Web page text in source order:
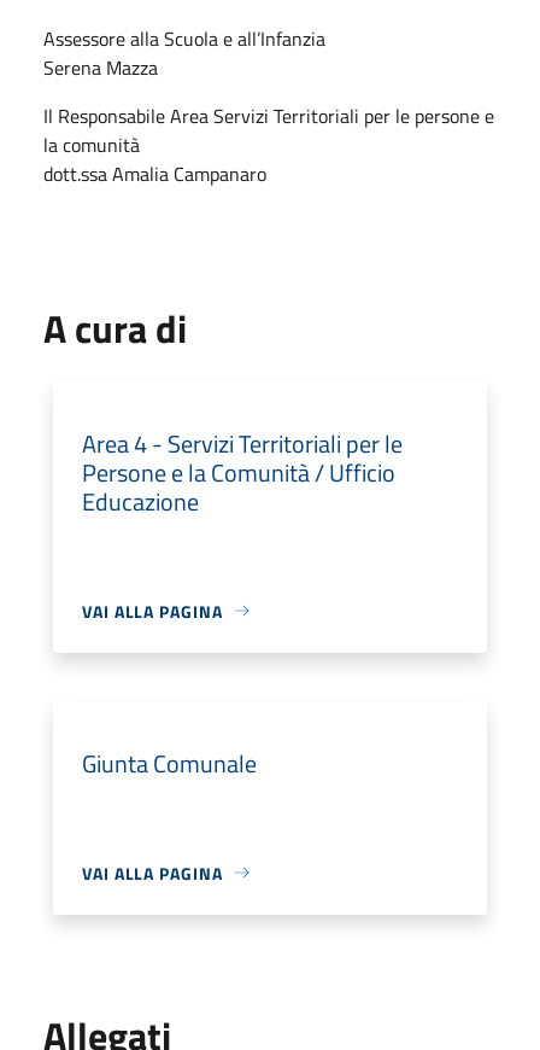
Assessore alla Scuola e all’Infanzia
Serena Mazza
Il Responsabile Area Servizi Territoriali per le persone e
la comunità
dott.ssa Amalia Campanaro
A cura di
Area 4 - Servizi Territoriali per le
Persone e la Comunità / Ufficio
Educazione
VAI ALLA PAGINA
Giunta Comunale
VAI ALLA PAGINA
Allegati